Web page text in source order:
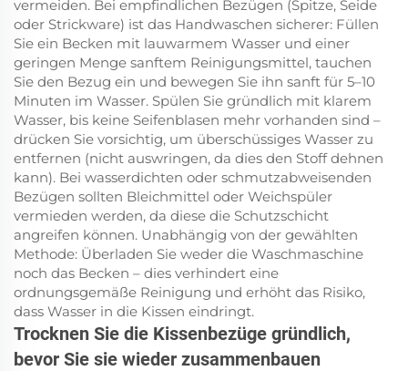
vermeiden. Bei empfindlichen Bezügen (Spitze, Seide
oder Strickware) ist das Handwaschen sicherer: Füllen
Sie ein Becken mit lauwarmem Wasser und einer
geringen Menge sanftem Reinigungsmittel, tauchen
Sie den Bezug ein und bewegen Sie ihn sanft für 5–10
Minuten im Wasser. Spülen Sie gründlich mit klarem
Wasser, bis keine Seifenblasen mehr vorhanden sind –
drücken Sie vorsichtig, um überschüssiges Wasser zu
entfernen (nicht auswringen, da dies den Stoff dehnen
kann). Bei wasserdichten oder schmutzabweisenden
Bezügen sollten Bleichmittel oder Weichspüler
vermieden werden, da diese die Schutzschicht
angreifen können. Unabhängig von der gewählten
Methode: Überladen Sie weder die Waschmaschine
noch das Becken – dies verhindert eine
ordnungsgemäße Reinigung und erhöht das Risiko,
dass Wasser in die Kissen eindringt.
Trocknen Sie die Kissenbezüge gründlich,
bevor Sie sie wieder zusammenbauen